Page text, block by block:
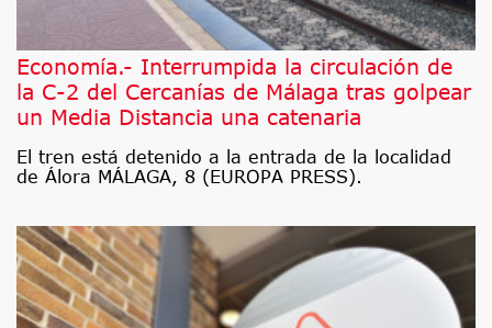
Economía.- Interrumpida la circulación de
la C-2 del Cercanías de Málaga tras golpear
un Media Distancia una catenaria
El tren está detenido a la entrada de la localidad
de Álora MÁLAGA, 8 (EUROPA PRESS).